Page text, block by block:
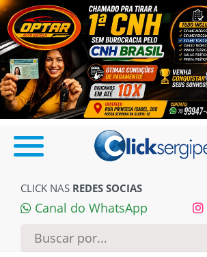
CLICK NAS REDES SOCIAS
Canal do WhatsApp